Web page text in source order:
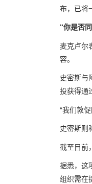
布，已将
“你是否
麦克卢尔
容。
史密斯与
投获得通
“我们敦
史密斯则
截至目前
据悉，这
组织需在